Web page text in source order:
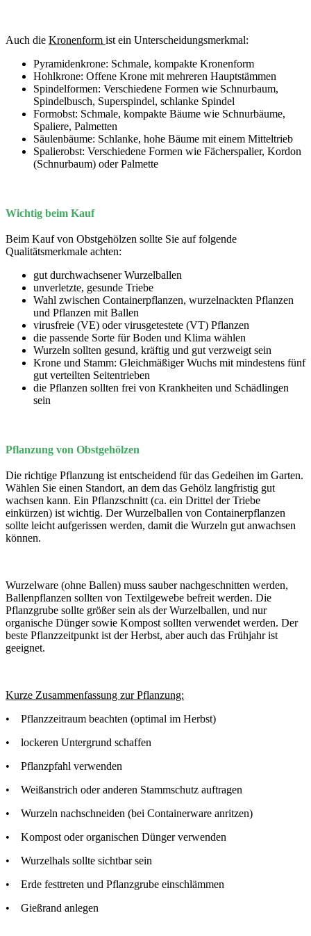
Auch die Kronenform ist ein Unterscheidungsmerkmal:
Pyramidenkrone: Schmale, kompakte Kronenform
Hohlkrone: Offene Krone mit mehreren Hauptstämmen
Spindelformen: Verschiedene Formen wie Schnurbaum,
Spindelbusch, Superspindel, schlanke Spindel
Formobst: Schmale, kompakte Bäume wie Schnurbäume,
Spaliere, Palmetten
Säulenbäume: Schlanke, hohe Bäume mit einem Mitteltrieb
Spalierobst: Verschiedene Formen wie Fächerspalier, Kordon
(Schnurbaum) oder Palmette
Wichtig beim Kauf
Beim Kauf von Obstgehölzen sollte Sie auf folgende
Qualitätsmerkmale achten:
gut durchwachsener Wurzelballen
unverletzte, gesunde Triebe
Wahl zwischen Containerpflanzen, wurzelnackten Pflanzen
und Pflanzen mit Ballen
virusfreie (VE) oder virusgetestete (VT) Pflanzen
die passende Sorte für Boden und Klima wählen
Wurzeln sollten gesund, kräftig und gut verzweigt sein
Krone und Stamm: Gleichmäßiger Wuchs mit mindestens fünf
gut verteilten Seitentrieben
die Pflanzen sollten frei von Krankheiten und Schädlingen
sein
Pflanzung von Obstgehölzen
Die richtige Pflanzung ist entscheidend für das Gedeihen im Garten.
Wählen Sie einen Standort, an dem das Gehölz langfristig gut
wachsen kann. Ein Pflanzschnitt (ca. ein Drittel der Triebe
einkürzen) ist wichtig. Der Wurzelballen von Containerpflanzen
sollte leicht aufgerissen werden, damit die Wurzeln gut anwachsen
können.
Wurzelware (ohne Ballen) muss sauber nachgeschnitten werden,
Ballenpflanzen sollten von Textilgewebe befreit werden. Die
Pflanzgrube sollte größer sein als der Wurzelballen, und nur
organische Dünger sowie Kompost sollten verwendet werden. Der
beste Pflanzzeitpunkt ist der Herbst, aber auch das Frühjahr ist
geeignet.
Kurze Zusammenfassung zur Pflanzung:
• Pflanzzeitraum beachten (optimal im Herbst)
• lockeren Untergrund schaffen
• Pflanzpfahl verwenden
• Weißanstrich oder anderen Stammschutz auftragen
• Wurzeln nachschneiden (bei Containerware anritzen)
• Kompost oder organischen Dünger verwenden
• Wurzelhals sollte sichtbar sein
• Erde festtreten und Pflanzgrube einschlämmen
• Gießrand anlegen